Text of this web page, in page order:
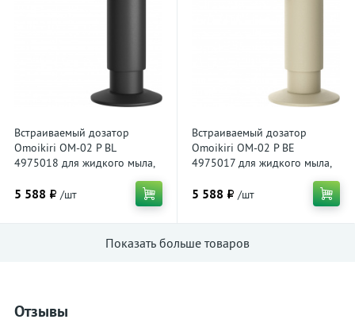
Встраиваемый дозатор
Omoikiri OM-02 P BL
4975018 для жидкого мыла,
5 588 ₽ /шт
Встраиваемый дозатор
Omoikiri OM-02 P BE
4975017 для жидкого мыла,
5 588 ₽ /шт
Показать больше товаров
Отзывы